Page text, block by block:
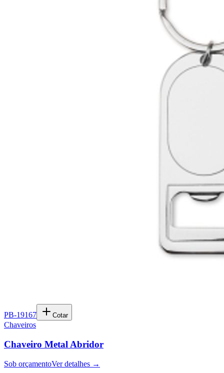
PB-19167 Cotar
Chaveiros
Chaveiro Metal Abridor
Sob orçamentoVer detalhes →